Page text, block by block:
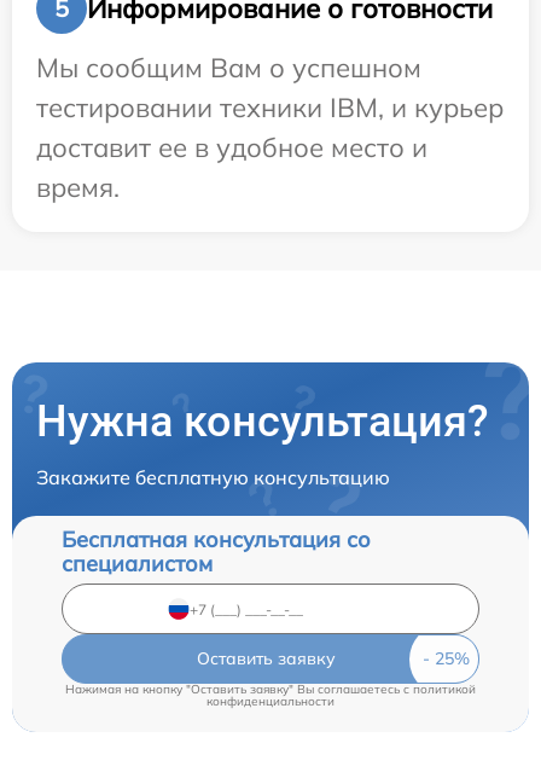
5
Информирование о готовности
Мы сообщим Вам о успешном
тестировании техники IBM, и курьер
доставит ее в удобное место и
время.
Нужна консультация?
Закажите бесплатную консультацию
Бесплатная консультация со
специалистом
Оставить заявку
Нажимая на кнопку "Оставить заявку" Вы соглашаетесь c политикой
конфиденциальности